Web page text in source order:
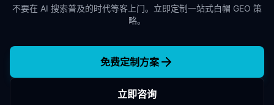
不要在 AI 搜索普及的时代等客上门。立即定制一站式白帽 GEO 策
略。
免费定制方案
立即咨询